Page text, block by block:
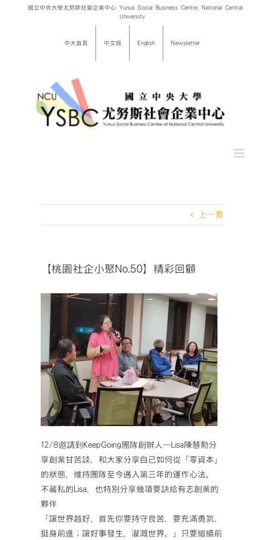
國立中央大學尤努斯社會企業中心 Yunus Social Business Centre, National Central
University
中大首頁 中文版 English Newsletter
上一頁
【桃園社企小聚No.50】精彩回顧
12/8邀請到KeepGoing團隊創辦人—Lisa陳慧勳分
享創業甘苦談，和大家分享自己如何從「零資本」
的狀態，維持團隊至今邁入第三年的運作心法。
不藏私的Lisa，也特別分享幾項要訣給有志創業的
夥伴
「讓世界越好，首先你要持守良苦，要充滿勇氣、
挺身前進；讓好事發生，灌溉世界。」只要繼續前